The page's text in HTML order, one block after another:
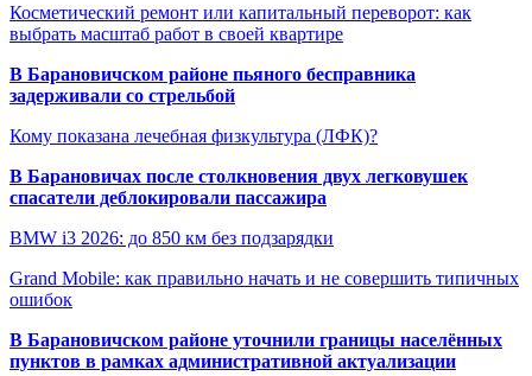
Косметический ремонт или капитальный переворот: как
выбрать масштаб работ в своей квартире
В Барановичском районе пьяного бесправника
задерживали со стрельбой
Кому показана лечебная физкультура (ЛФК)?
В Барановичах после столкновения двух легковушек
спасатели деблокировали пассажира
BMW i3 2026: до 850 км без подзарядки
Grand Mobile: как правильно начать и не совершить типичных
ошибок
В Барановичском районе уточнили границы населённых
пунктов в рамках административной актуализации